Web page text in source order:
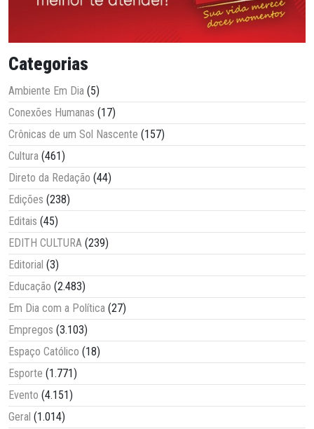
Categorias
Ambiente Em Dia (5)
Conexões Humanas (17)
Crônicas de um Sol Nascente (157)
Cultura (461)
Direto da Redação (44)
Edições (238)
Editais (45)
EDITH CULTURA (239)
Editorial (3)
Educação (2.483)
Em Dia com a Política (27)
Empregos (3.103)
Espaço Católico (18)
Esporte (1.771)
Evento (4.151)
Geral (1.014)